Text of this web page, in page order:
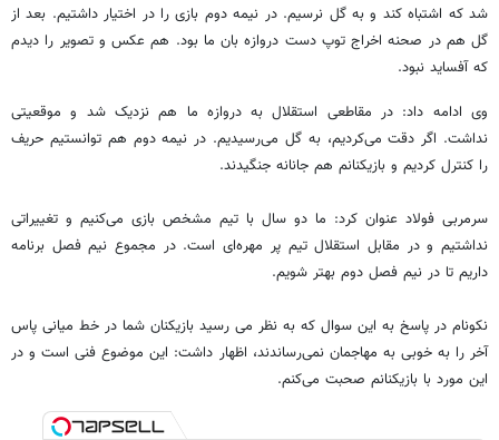
شد که اشتباه کند و به گل نرسیم. در نیمه دوم بازی را در اختیار داشتیم. بعد از
گل هم در صحنه اخراج توپ دست دروازه بان ما بود. هم عکس و تصویر را دیدم
که آفساید نبود.
وی ادامه داد: در مقاطعی استقلال به دروازه ما هم نزدیک شد و موقعیتی
نداشت. اگر دقت می‌کردیم، به گل می‌رسیدیم. در نیمه دوم هم توانستیم حریف
را کنترل کردیم و بازیکنانم هم جانانه جنگیدند.
سرمربی فولاد عنوان کرد: ما دو سال با تیم مشخص بازی می‌کنیم و تغییراتی
نداشتیم و در مقابل استقلال تیم پر مهره‌ای است. در مجموع نیم فصل برنامه
داریم تا در نیم فصل دوم بهتر شویم.
نکونام در پاسخ به این سوال که به نظر می رسید بازیکنان شما در خط میانی پاس
آخر را به خوبی به مهاجمان نمی‌رساندند، اظهار داشت: این موضوع فنی است و در
این مورد با بازیکنانم صحبت می‌کنم.